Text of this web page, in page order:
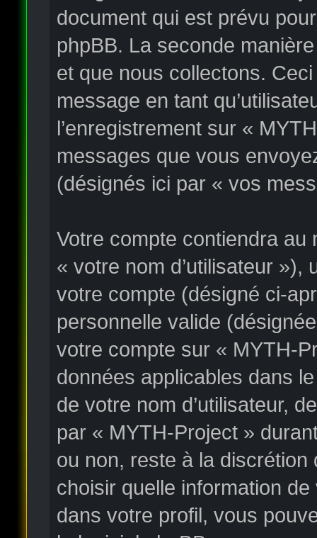
document qui est prévu
phpBB. La seconde
et que nous collectons.
message en tant
l’enregistrement sur «
messages que vous
(désignés ici par « vos
Votre compte contiendra au
« votre nom d’utilisateur
votre compte (désigné ci-
personnelle valide
votre compte sur « MYTH-
données applicables dans
de votre nom d’utilisateur,
par « MYTH-Project »
ou non, reste à la
choisir quelle information
dans votre profil, vous